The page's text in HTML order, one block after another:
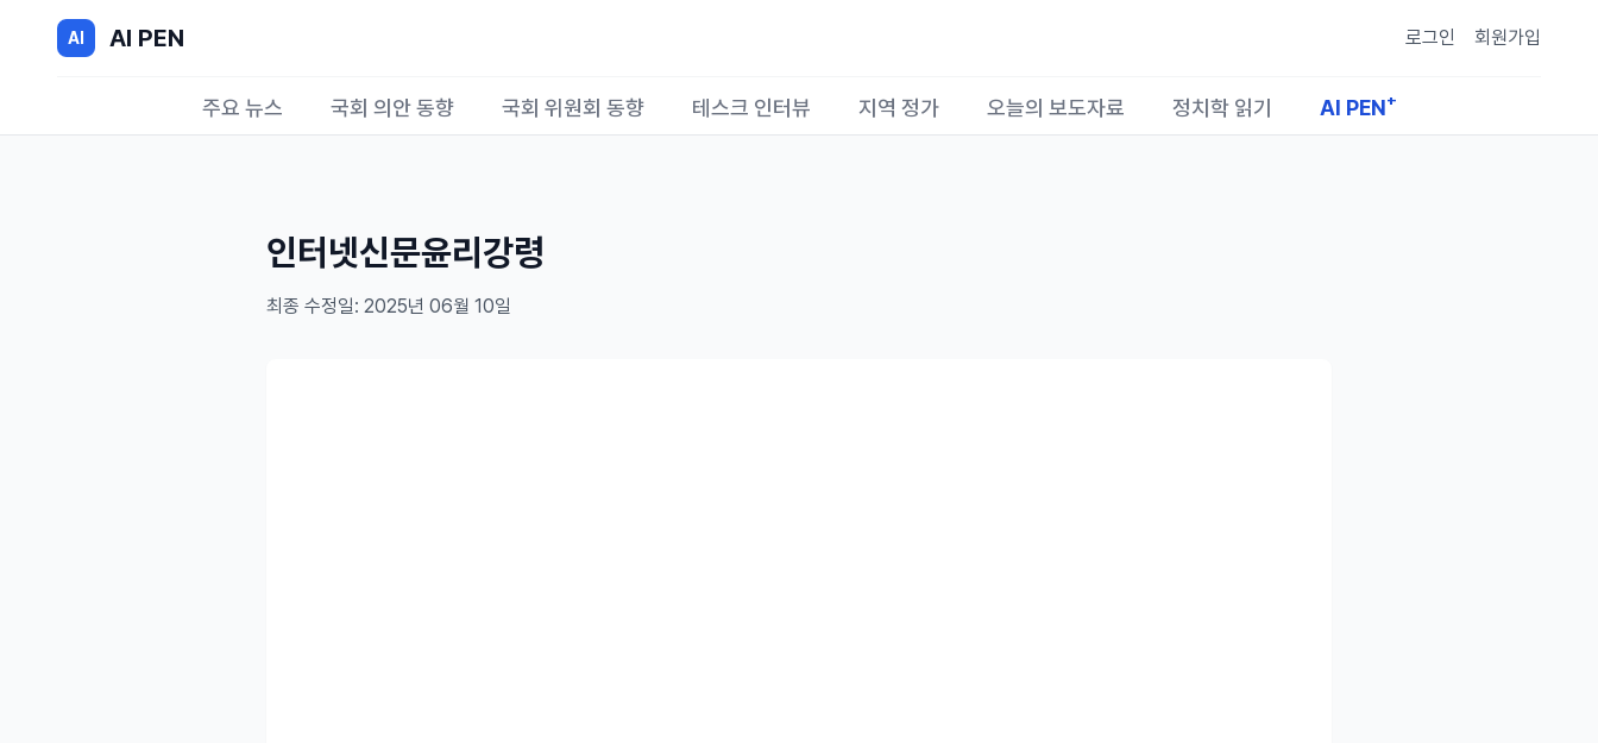
AI AI PEN 로그인 회원가입
주요 뉴스 국회 의안 동향 국회 위원회 동향 테스크 인터뷰 지역 정가 오늘의 보도자료 정치학 읽기 AI PEN+
인터넷신문윤리강령
최종 수정일: 2025년 06월 10일